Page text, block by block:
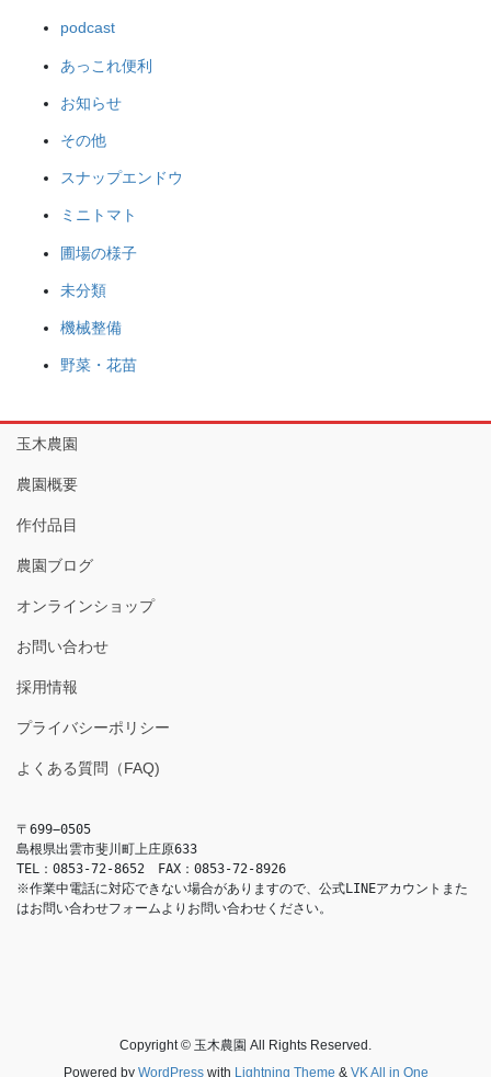
podcast
あっこれ便利
お知らせ
その他
スナップエンドウ
ミニトマト
圃場の様子
未分類
機械整備
野菜・花苗
玉木農園
農園概要
作付品目
農園ブログ
オンラインショップ
お問い合わせ
採用情報
プライバシーポリシー
よくある質問（FAQ)
〒699−0505
島根県出雲市斐川町上庄原633
TEL：0853-72-8652　FAX：0853-72-8926
※作業中電話に対応できない場合がありますので、公式LINEアカウントまた
はお問い合わせフォームよりお問い合わせください。
Copyright © 玉木農園 All Rights Reserved.
Powered by WordPresswith Lightning Theme & VK All in One